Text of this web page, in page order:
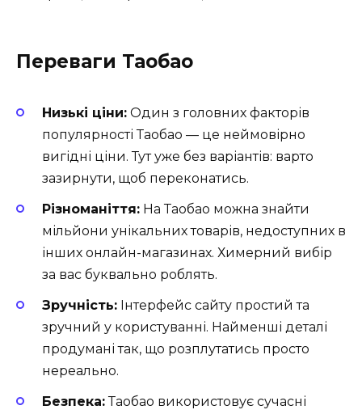
Переваги Таобао
Низькі ціни: Один з головних факторів
популярності Таобао — це неймовірно
вигідні ціни. Тут уже без варіантів: варто
зазирнути, щоб переконатись.
Різноманіття: На Таобао можна знайти
мільйони унікальних товарів, недоступних в
інших онлайн-магазинах. Химерний вибір
за вас буквально роблять.
Зручність: Інтерфейс сайту простий та
зручний у користуванні. Найменші деталі
продумані так, що розплутатись просто
нереально.
Безпека:Таобао використовує сучасні